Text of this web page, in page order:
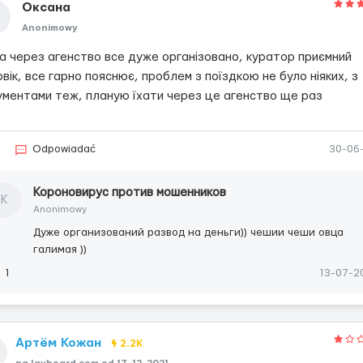
Оксана
Anonimowy
через агенство все дуже організовано, куратор приємний
все гарно пояснює, проблем з поїздкою не було ніяких, з
теж, планую їхати через це агенство ще раз
Odpowiadać 30-
К
Короновирус против мошенников
Anonimowy
Дуже организований развод на деньги)) чешии чеши овца
галимая ))
1 13-07-
Артём Кожан 2.2K